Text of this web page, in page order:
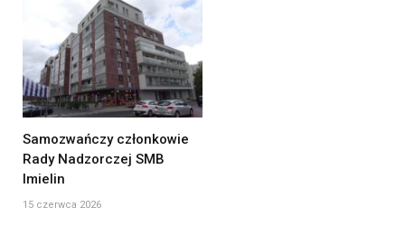
Samozwańczy członkowie
Rady Nadzorczej SMB
Imielin
15 czerwca 2026